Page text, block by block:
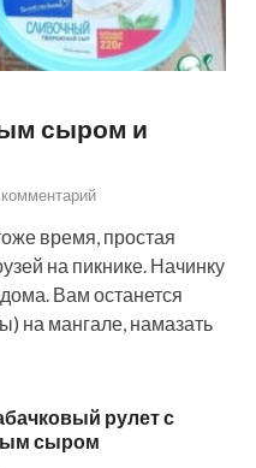
сыром и
время, простая
на пикнике. Начинку
Вам останется
на мангале, намазать
рулет с
сыром